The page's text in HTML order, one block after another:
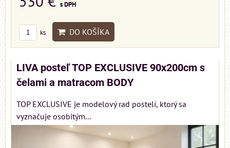
s DPH
ks DO KOŠÍKA
LIVA posteľ TOP EXCLUSIVE 90x200cm s
čelami a matracom BODY
TOP EXCLUSIVE je modelový rad postelí, ktorý sa
vyznačuje osobitým...